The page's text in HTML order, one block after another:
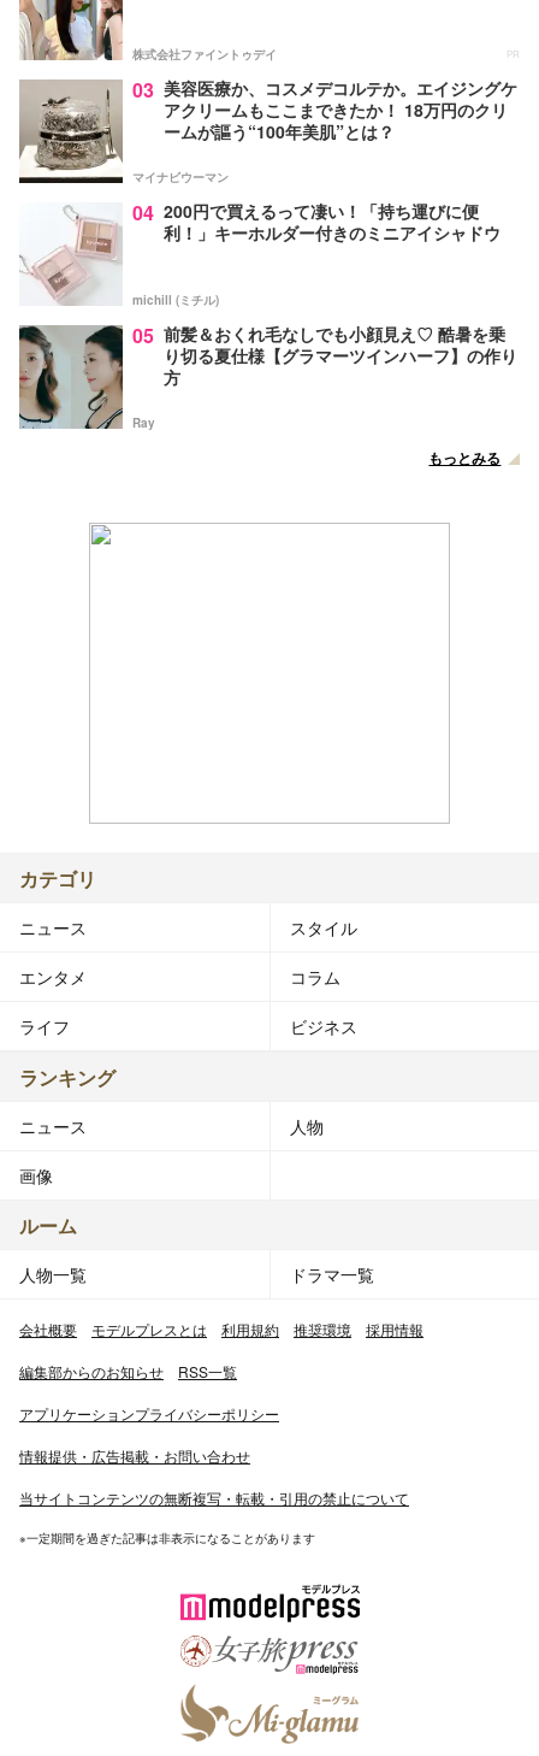
株式会社ファイントゥデイ PR
03 美容医療か、コスメデコルテか。エイジングケ
アクリームもここまできたか！ 18万円のクリ
ームが謳う“100年美肌”とは？
マイナビウーマン
04 200円で買えるって凄い！「持ち運びに便
利！」キーホルダー付きのミニアイシャドウ
michill (ミチル)
05 前髪＆おくれ毛なしでも小顔見え♡ 酷暑を乗
り切る夏仕様【グラマーツインハーフ】の作り
方
Ray
もっとみる
カテゴリ
ニュース スタイル
エンタメ コラム
ライフ ビジネス
ランキング
ニュース 人物
画像
ルーム
人物一覧 ドラマ一覧
会社概要 モデルプレスとは 利用規約 推奨環境 採用情報
編集部からのお知らせ RSS一覧
アプリケーションプライバシーポリシー
情報提供・広告掲載・お問い合わせ
当サイトコンテンツの無断複写・転載・引用の禁止について
※一定期間を過ぎた記事は非表示になることがあります